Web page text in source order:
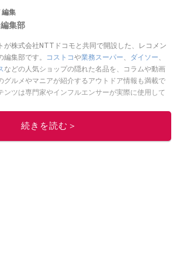
編集
集部
が株式会社NTTドコモと共同で開設した、レコメン
編集部です。
コストコや業務スーパー、 ダイソー、
などの人気ショップの隠れた名品を、コラムや動画
グルメやマニアが紹介するアウトドア情報も満載で
ンツは専門家やインフルエンサーが実際に使用して
続きを読む＞